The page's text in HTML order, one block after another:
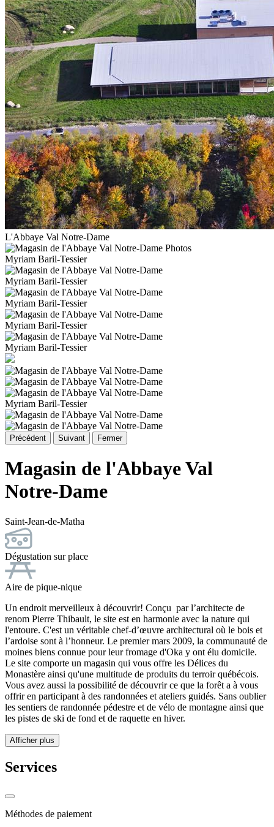
L'Abbaye Val Notre-Dame
Myriam Baril-Tessier
Myriam Baril-Tessier
Myriam Baril-Tessier
Myriam Baril-Tessier
Myriam Baril-Tessier
Myriam Baril-Tessier
Précédent Suivant Fermer
Magasin de l'Abbaye Val
Notre-Dame
Saint-Jean-de-Matha
Dégustation sur place
Aire de pique-nique
Un endroit merveilleux à découvrir! Conçu par l’architecte de
renom Pierre Thibault, le site est en harmonie avec la nature qui
l'entoure. C'est un véritable chef-d’œuvre architectural où le bois et
l’ardoise sont à l’honneur. Le premier mars 2009, la communauté de
moines biens connue pour leur fromage d'Oka y ont élu domicile.
Le site comporte un magasin qui vous offre les Délices du
Monastère ainsi qu'une multitude de produits du terroir québécois.
Vous avez aussi la possibilité de découvrir ce que la forêt a à vous
offrir en participant à des randonnées et ateliers guidés. Sans oublier
les sentiers de randonnée pédestre et de vélo de montagne ainsi que
les pistes de ski de fond et de raquette en hiver.
Afficher plus
Services
Méthodes de paiement